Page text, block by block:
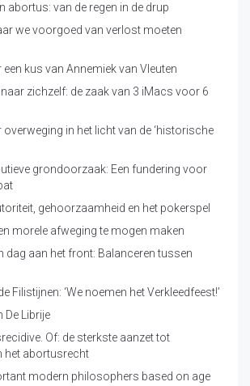
abortus: van de regen in de drup
we voorgoed van verlost moeten
een kus van Annemiek van Vleuten
zichzelf: de zaak van 3 iMacs voor 6
overweging in het licht van de ‘historische
grondoorzaak: Een fundering voor
gehoorzaamheid en het pokerspel
morele afweging te mogen maken
dag aan het front: Balanceren tussen
Filistijnen: ‘We noemen het Verkleedfeest!’
De Librije
Of: de sterkste aanzet tot
het abortusrecht
modern philosophers based on age